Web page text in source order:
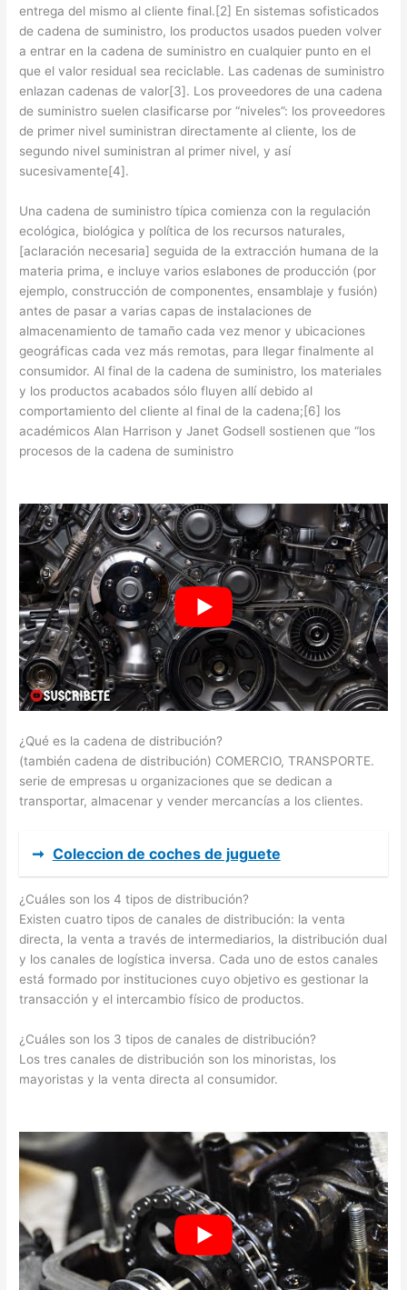
entrega del mismo al cliente final.[2] En sistemas sofisticados
de cadena de suministro, los productos usados pueden volver
a entrar en la cadena de suministro en cualquier punto en el
que el valor residual sea reciclable. Las cadenas de suministro
enlazan cadenas de valor[3]. Los proveedores de una cadena
de suministro suelen clasificarse por “niveles”: los proveedores
de primer nivel suministran directamente al cliente, los de
segundo nivel suministran al primer nivel, y así
sucesivamente[4].
Una cadena de suministro típica comienza con la regulación
ecológica, biológica y política de los recursos naturales,
[aclaración necesaria] seguida de la extracción humana de la
materia prima, e incluye varios eslabones de producción (por
ejemplo, construcción de componentes, ensamblaje y fusión)
antes de pasar a varias capas de instalaciones de
almacenamiento de tamaño cada vez menor y ubicaciones
geográficas cada vez más remotas, para llegar finalmente al
consumidor. Al final de la cadena de suministro, los materiales
y los productos acabados sólo fluyen allí debido al
comportamiento del cliente al final de la cadena;[6] los
académicos Alan Harrison y Janet Godsell sostienen que “los
procesos de la cadena de suministro
¿Qué es la cadena de distribución?
(también cadena de distribución) COMERCIO, TRANSPORTE.
serie de empresas u organizaciones que se dedican a
transportar, almacenar y vender mercancías a los clientes.
➞ Coleccion de coches de juguete
¿Cuáles son los 4 tipos de distribución?
Existen cuatro tipos de canales de distribución: la venta
directa, la venta a través de intermediarios, la distribución dual
y los canales de logística inversa. Cada uno de estos canales
está formado por instituciones cuyo objetivo es gestionar la
transacción y el intercambio físico de productos.
¿Cuáles son los 3 tipos de canales de distribución?
Los tres canales de distribución son los minoristas, los
mayoristas y la venta directa al consumidor.